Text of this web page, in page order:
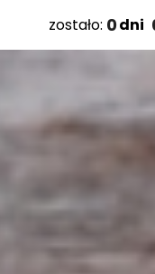
zostało: 0dni